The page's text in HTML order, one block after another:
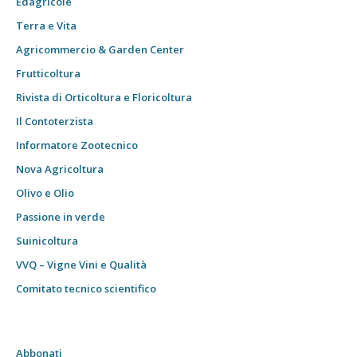
Terra e Vita
Agricommercio & Garden Center
Frutticoltura
Rivista di Orticoltura e Floricoltura
Il Contoterzista
Informatore Zootecnico
Nova Agricoltura
Olivo e Olio
Passione in verde
Suinicoltura
VVQ – Vigne Vini e Qualità
Comitato tecnico scientifico
Abbonati